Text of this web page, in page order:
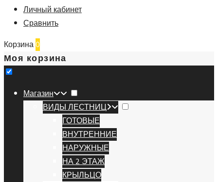
Личный кабинет
Сравнить
Корзина0
Моя корзина
Магазин
ВИДЫ ЛЕСТНИЦ
ГОТОВЫЕ
ВНУТРЕННИЕ
НАРУЖНЫЕ
НА 2 ЭТАЖ
КРЫЛЬЦО